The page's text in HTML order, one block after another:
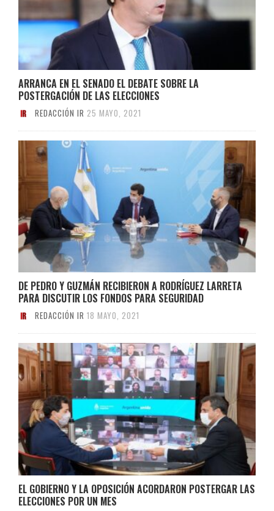
ARRANCA EN EL SENADO EL DEBATE SOBRE LA
POSTERGACIÓN DE LAS ELECCIONES
REDACCIÓN IR 25 MAYO, 2021
DE PEDRO Y GUZMÁN RECIBIERON A RODRÍGUEZ LARRETA
PARA DISCUTIR LOS FONDOS PARA SEGURIDAD
REDACCIÓN IR 18 MAYO, 2021
EL GOBIERNO Y LA OPOSICIÓN ACORDARON POSTERGAR LAS
ELECCIONES POR UN MES